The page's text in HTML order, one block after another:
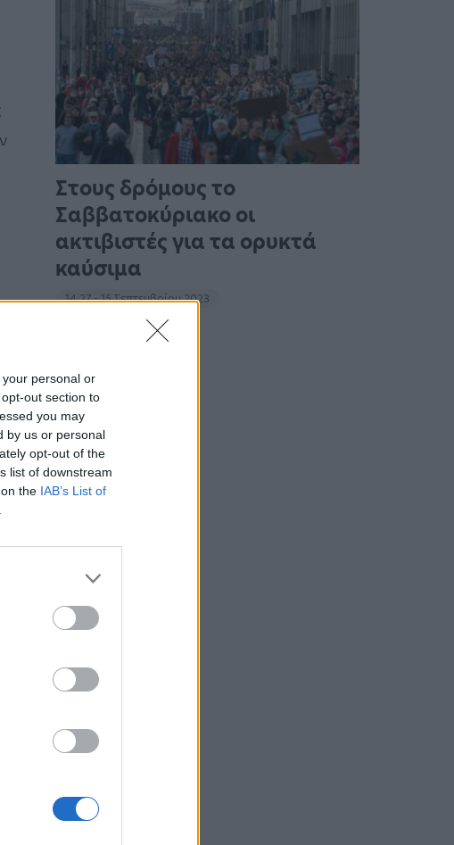
personal or
out section to
you may
by us or personal
opt-out of the
list of downstream
the IAB’s List of
Στους δρόμους το
Σαββατοκύριακο οι
ακτιβιστές για τα ορυκτά
καύσιμα
14:27 - 15 Σεπτεμβρίου 2023